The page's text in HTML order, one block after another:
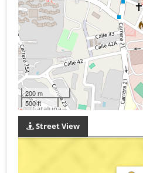
200 m
500 ft
Street View